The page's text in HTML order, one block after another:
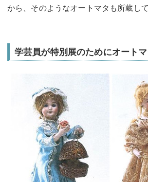
から、そのようなオートマタも所蔵して
学芸員が特別展のためにオート